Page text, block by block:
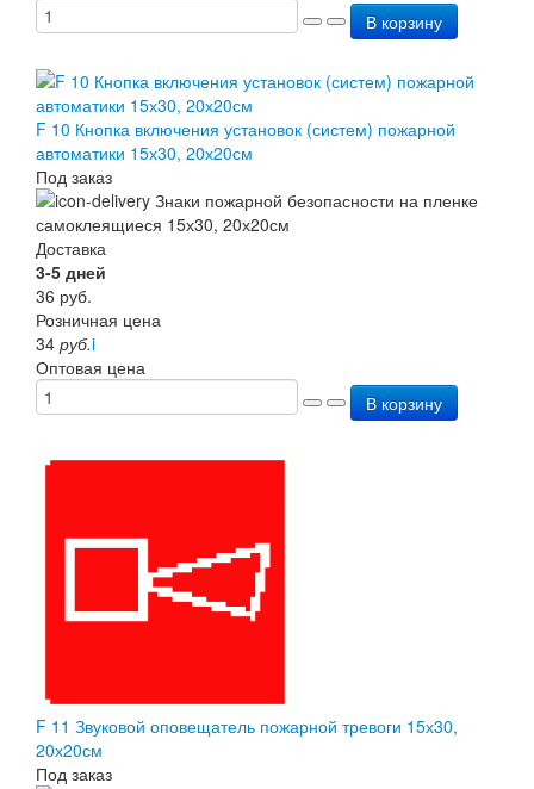
В корзину
F 10 Кнопка включения установок (систем) пожарной
автоматики 15х30, 20х20см
Под заказ
Доставка
3-5 дней
36 руб.
Розничная цена
34 руб.i
Оптовая цена
В корзину
F 11 Звуковой оповещатель пожарной тревоги 15х30,
20х20см
Под заказ